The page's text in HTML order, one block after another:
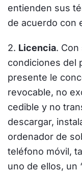
entienden sus
de acuerdo con
2. Licencia.
condiciones del
presente le
revocable, no
cedible y no
descargar,
ordenador de
teléfono móvil,
uno de ellos, un